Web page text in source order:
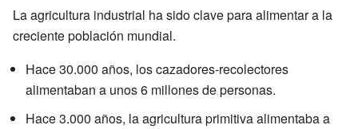
La agricultura industrial ha sido clave para alimentar a la
creciente población mundial.
Hace 30.000 años, los cazadores-recolectores
alimentaban a unos 6 millones de personas.
Hace 3.000 años, la agricultura primitiva alimentaba a